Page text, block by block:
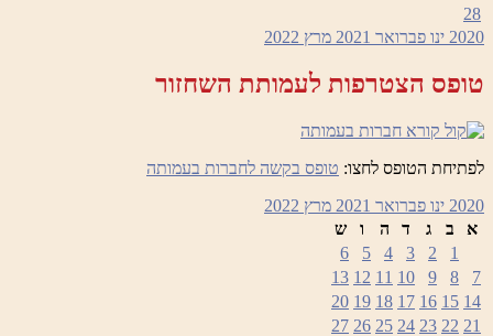
28
2020 ינו פברואר 2021 מרץ 2022
טופס הצטרפות לעמותת השחזור
לפתיחת הטופס לחצו: טופס בקשה לחברות בעמותה
2020 ינו פברואר 2021 מרץ 2022
א
ב ג ד ה ו
ש
1
2
3
4
5
6
7
8
9
10
11
12
13
14
15
16
17
18
19
20
21
22
23
24
25
26
27